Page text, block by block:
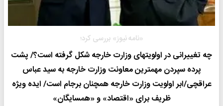
«نامه نیوز» بررسی کرد؛
چه تغییرانی در اولویتهای وزارت خارجه شکل گرفته است؟/ پشت
پرده سپردن مهمترین معاونت وزارت خارجه به سید عباس
عراقچی/ابر اولویت وزارت خارجه همچنان برجام است/ ایده ویژه
ظریف برای «اقتصاد» و «همسایگان»